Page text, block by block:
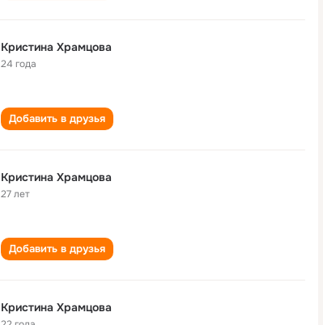
Кристина Храмцова
24 года
Добавить в друзья
Кристина Храмцова
27 лет
Добавить в друзья
Кристина Храмцова